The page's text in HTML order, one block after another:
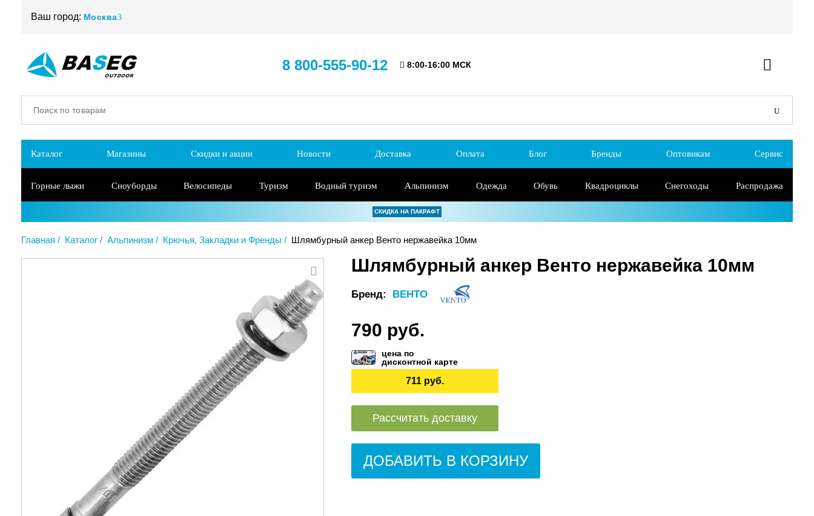
Ваш город: Москва
8 800-555-90-12 8:00-16:00 МСК
Каталог Магазины Скидки и акции Новости Доставка Оплата Блог Бренды Оптовикам Сервис
Горные лыжи Сноуборды Велосипеды Туризм Водный туризм Альпинизм Одежда Обувь Квадроциклы Снегоходы Распродажа
СКИДКА НА ПАКРАФТ
Главная Каталог Альпинизм Крючья, Закладки и Френды Шлямбурный анкер Венто нержавейка 10мм
Шлямбурный анкер Венто нержавейка 10мм
Бренд: ВЕНТО
790 руб.
цена по
дисконтной карте
711 руб.
Рассчитать доставку
ДОБАВИТЬ В КОРЗИНУ